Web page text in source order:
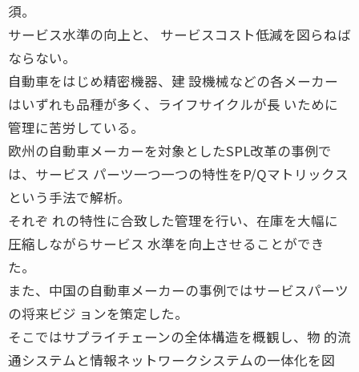
須。
サービス水準の向上と、 サービスコスト低減を図らねば
ならない。
自動車をはじめ精密機器、建 設機械などの各メーカー
はいずれも品種が多く、ライフサイクルが長 いために
管理に苦労している。
欧州の自動車メーカーを対象としたSPL改革の事例で
は、サービス パーツ一つ一つの特性をP/Qマトリックス
という手法で解析。
それぞ れの特性に合致した管理を行い、在庫を大幅に
圧縮しながらサービス 水準を向上させることができ
た。
また、中国の自動車メーカーの事例ではサービスパーツ
の将来ビジ ョンを策定した。
そこではサプライチェーンの全体構造を概観し、物 的流
通システムと情報ネットワークシステムの一体化を図